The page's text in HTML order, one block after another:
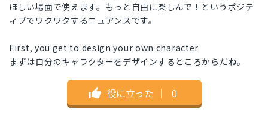
ほしい場面で使えます。もっと自由に楽しんで！というポジテ
ィブでワクワクするニュアンスです。
First, you get to design your own character.
まずは自分のキャラクターをデザインするところからだね。
役に立った ｜ 0